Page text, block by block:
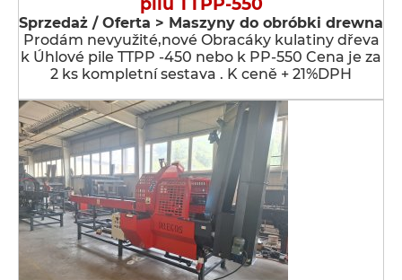
Sprzedaż / Oferta > Maszyny do obróbki drewna
Prodám nevyužité,nové Obracáky kulatiny dřeva
k Úhlové pile TTPP -450 nebo k PP-550 Cena je za
2 ks kompletní sestava . K ceně + 21%DPH